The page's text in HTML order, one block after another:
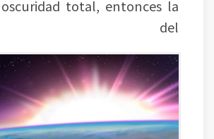
total, entonces la
del